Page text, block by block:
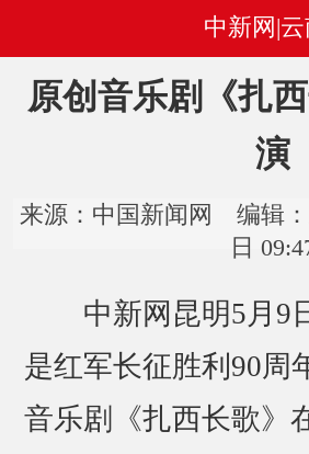
中新网|
原创音乐剧《扎
演
来源：中国新闻网 编辑
日
中新网昆明5月9
是红军长征胜利90周
音乐剧《扎西长歌》